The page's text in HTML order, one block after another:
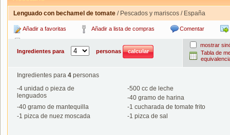
Lenguado con bechamel de tomate / Pescados y mariscos / España
Añadir a favoritas Añadir a lista de compras Comentar
Ingredientes para
personas
mostrar
Tabla de
Ingredientes para 4 personas
-4 unidad o pieza de
lenguados
-500 cc de leche
-40 gramo de harina
-40 gramo de mantequilla -1 cucharada de tomate frito
-1 pizca de nuez moscada -1 pizca de sal